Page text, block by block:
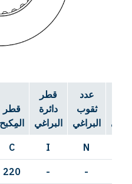
قطر
المِكبح
قطر
دائرة
البراغي
عدد
ثقوب
البراغي
C I N
220 - -